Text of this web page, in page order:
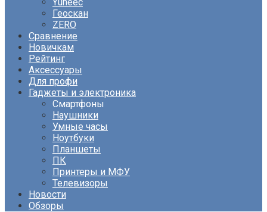
Геоскан
ZERO
Сравнение
Новичкам
Рейтинг
Аксессуары
Для профи
Гаджеты и электроника
Смартфоны
Наушники
Умные часы
Ноутбуки
Планшеты
ПК
Принтеры и МФУ
Телевизоры
Новости
Обзоры